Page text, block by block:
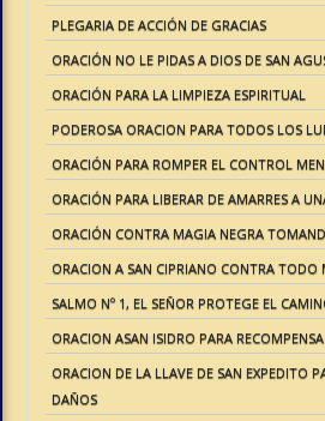
PLEGARIA DE ACCIÓN DE GRACIAS
ORACIÓN NO LE PIDAS A DIOS DE SAN
ORACIÓN PARA LA LIMPIEZA ESPIRITUAL
PODEROSA ORACION PARA TODOS LOS
ORACIÓN PARA ROMPER EL CONTROL
ORACIÓN PARA LIBERAR DE AMARRES A
ORACIÓN CONTRA MAGIA NEGRA
ORACION A SAN CIPRIANO CONTRA TODO
SALMO Nº 1, EL SEÑOR PROTEGE EL
ORACION ASAN ISIDRO PARA
ORACION DE LA LLAVE DE SAN EXPEDITO
DAÑOS